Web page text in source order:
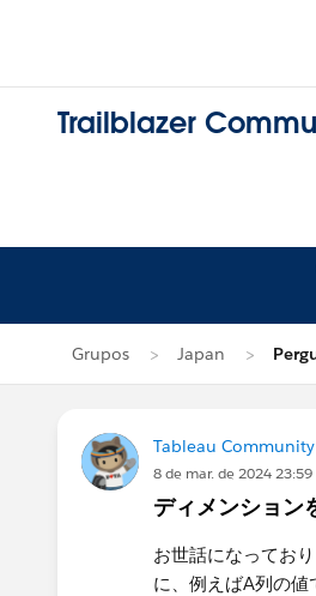
Trailblazer
Grupos Japan
Tableau
8 de mar. de 2024 23:59
ディメンション
お世話になってお
に、例えばA列の